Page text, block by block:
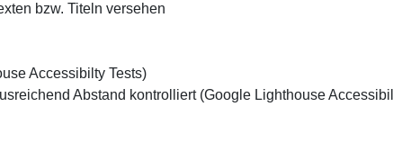
bzw. Titeln versehen
Accessibilty Tests)
Abstand kontrolliert (Google Lighthouse